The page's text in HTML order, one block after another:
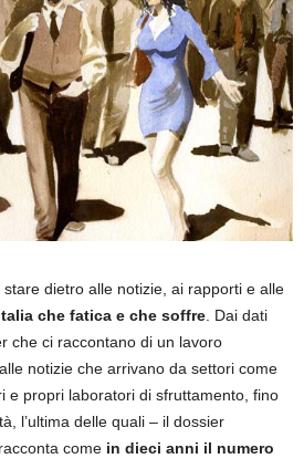
dietro alle notizie, ai rapporti e alle
che fatica e che soffre . Dai dati
che ci raccontano di un lavoro
notizie che arrivano da settori come
e propri laboratori di sfruttamento, fino
l’ultima delle quali – il dossier
come in dieci anni il numero